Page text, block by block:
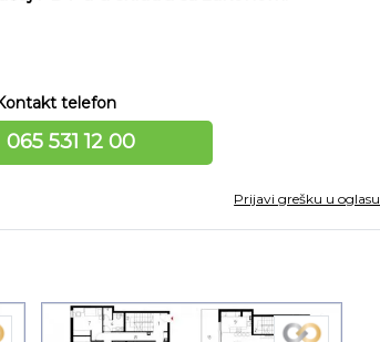
telefon
065 531 12 00
Prijavi grešku u oglasu